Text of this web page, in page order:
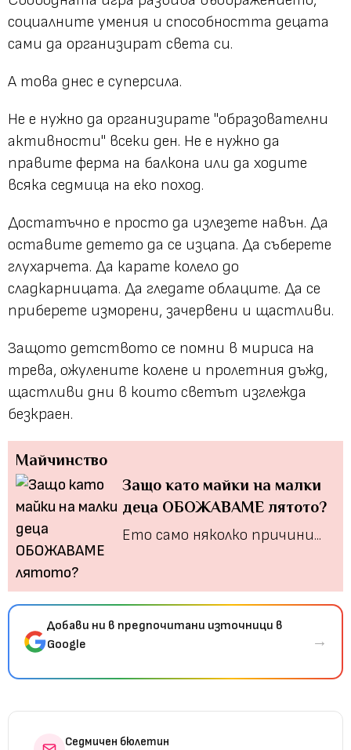
социалните умения и способността децата
сами да организират света си.
А това днес е суперсила.
Не е нужно да организирате "образователни
активности" всеки ден. Не е нужно да
правите ферма на балкона или да ходите
всяка седмица на еко поход.
Достатъчно е просто да излезете навън. Да
оставите детето да се изцапа. Да съберете
глухарчета. Да карате колело до
сладкарницата. Да гледате облаците. Да се
приберете изморени, зачервени и щастливи.
Защото детството се помни в мириса на
трева, ожулените колене и пролетния дъжд,
щастливи дни в които светът изглежда
безкраен.
Майчинство
Защо като майки на малки
деца ОБОЖАВАМЕ лятото?
Ето само няколко причини...
Добави ни в предпочитани източници в
Google
→
Седмичен бюлетин